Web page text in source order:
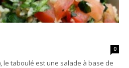
0
le taboulé est une salade à base de